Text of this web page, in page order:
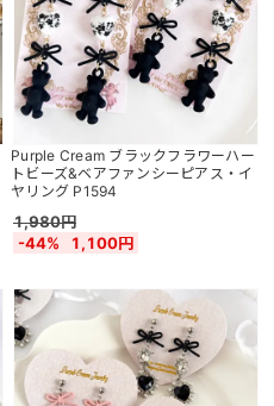
Purple Cream ブラックフラワーハー
トビーズ&ベアファンシーピアス・イ
ヤリング P1594
1,980円
-44%
1,100円